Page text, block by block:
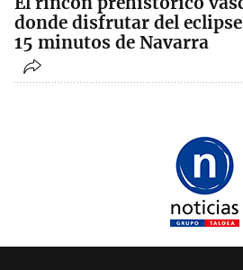
donde disfrutar del
15 minutos de Navarra